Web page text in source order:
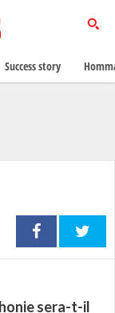
sera-t-il
Success story